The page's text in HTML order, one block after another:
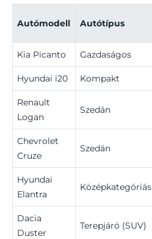
Autómodell Autótípus
Kia Picanto Gazdaságos
Hyundai i20 Kompakt
Renault
Logan
Szedán
Chevrolet
Cruze
Szedán
Hyundai
Elantra
Középkategóriás
Dacia
Duster
Terepjáró (SUV)